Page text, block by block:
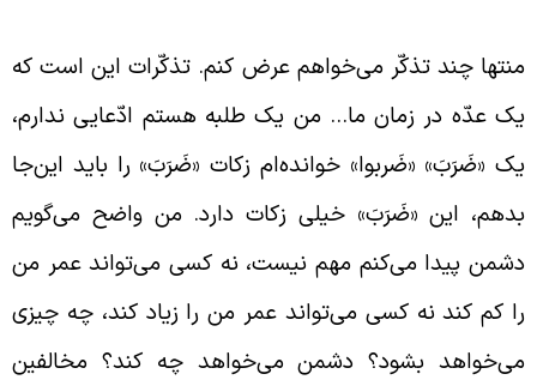
چند تذکّر می‌خواهم عرض کنم. تذکّرات این است که
عدّه در زمان ما… من یک طلبه هستم ادّعایی ندارم،
«ضَرَبَ» «ضَربوا» خوانده‌ام زکات «ضَرَبَ» را باید این‌جا
این «ضَرَبَ» خیلی زکات دارد. من واضح می‌گویم
پیدا می‌کنم مهم نیست، نه کسی می‌تواند عمر من
کم کند نه کسی می‌تواند عمر من را زیاد کند، چه چیزی
بشود؟ دشمن می‌خواهد چه کند؟ مخالفین